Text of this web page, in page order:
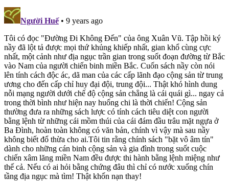
Người Huế• 9 years ago
Tôi có đọc "Đường Đi Không Đến" của ông Xuân Vũ. Tập hồi ký
nầy đã lột tả được mọi thứ khủng khiếp nhất, gian khổ cùng cực
nhất, một cảnh như địa ngục trần gian trong suốt đoạn đường từ Bắc
vào Nam của người chiến binh miền Bắc. Cuốn sách nầy còn nói
lên tính cách độc ác, dã man của các cấp lãnh đạo cộng sản từ trung
ương cho đến cấp chỉ huy đại đội, trung đội... Thật khó hình dung
nỗi mạng người dưới chế độ cộng sản chẳng là cái quái gì... ngay cả
trong thời bình như hiện nay huống chi là thời chiến! Cộng sản
thường đưa ra những sách lược có tính cách tiêu diệt con người
bằng lệnh từ những cái mồm thúi của cái đám đầu trâu mặt ngựa ở
Ba Đình, hoàn toàn không có văn bản, chính vì vậy mà sau nầy
không biết đổ thừa cho ai.Tôi tin rằng chính sách "bặt vô âm tín"
dành cho những cán binh cộng sản và gia đình trong suốt cuộc
chiến xâm lăng miền Nam đều được thi hành bằng lệnh miệng như
thế cả. Nếu có ai hỏi bằng chứng đâu thì chỉ có nước xuống chín
tầng địa ngục mà tìm! Thật khốn nạn thay!